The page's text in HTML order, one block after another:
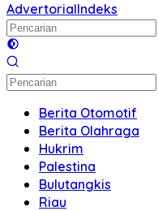
AdvertorialIndeks
Berita Otomotif
Berita Olahraga
Hukrim
Palestina
Bulutangkis
Riau